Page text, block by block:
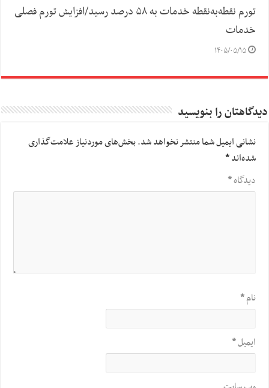
تورم نقطه‌به‌نقطه خدمات به ۵۸ درصد رسید/افزایش تورم فصلی
خدمات
۱۴۰۵/۰۵/۱۵
دیدگاهتان را بنویسید
نشانی ایمیل شما منتشر نخواهد شد.بخش‌های موردنیاز علامت‌گذاری
شده‌اند*
دیدگاه*
نام*
ایمیل*